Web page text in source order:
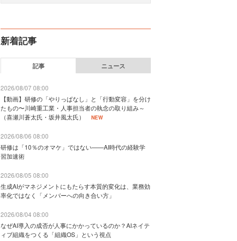
新着記事
記事 ニュース
2026/08/07 08:00
【動画】研修の「やりっぱなし」と「行動変容」を分け
たもの〜川崎重工業・人事担当者の執念の取り組み～
（喜瀬川蒼太氏・坂井風太氏）
NEW
2026/08/06 08:00
研修は「10％のオマケ」ではない——AI時代の経験学
習加速術
2026/08/05 08:00
生成AIがマネジメントにもたらす本質的変化は、業務効
率化ではなく「メンバーへの向き合い方」
2026/08/04 08:00
なぜAI導入の成否が人事にかかっているのか？AIネイテ
ィブ組織をつくる「組織OS」という視点